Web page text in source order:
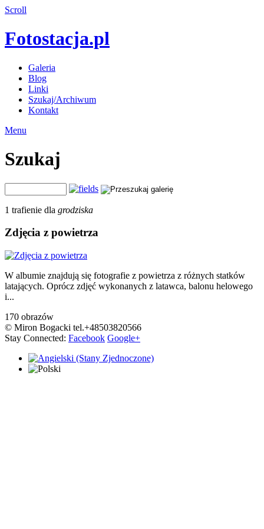
Scroll
Fotostacja.pl
Galeria
Blog
Linki
Szukaj/Archiwum
Kontakt
Menu
Szukaj
1 trafienie dla grodziska
Zdjęcia z powietrza
W albumie znajdują się fotografie z powietrza z różnych statków
latających. Oprócz zdjęć wykonanych z latawca, balonu helowego
i...
170 obrazów
© Miron Bogacki tel.+48503820566
Stay Connected: Facebook Google+